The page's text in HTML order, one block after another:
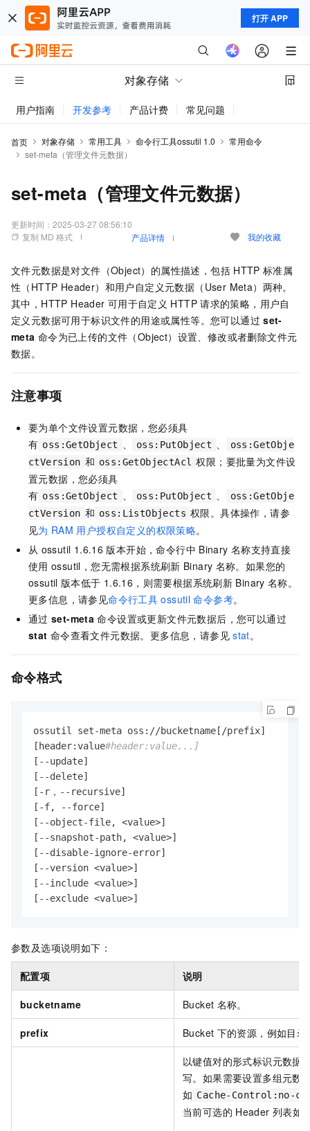
打开 APP
对象存储
用户指南 开发参考 产品计费 常见问题
首页 对象存储 常用工具 命令行工具ossutil 1.0
常用命令
set-meta（管理文件元数据）
set-meta（管理文件元数据）
更新时间： 2025-03-27 08:56:10
复制 MD 格式
产品详情 我的收藏
文件元数据是对文件（Object）的属性描述，包括 HTTP 标准属
性（HTTP Header）和用户自定义元数据（User Meta）两种。
其中，HTTP Header 可用于自定义 HTTP 请求的策略，用户自
定义元数据可用于标识文件的用途或属性等。您可以通过 set-
meta 命令为已上传的文件（Object）设置、修改或者删除文件元
数据。
注意事项
要为单个文件设置元数据，您必须具
有 oss:GetObject 、 oss:PutObject 、
oss:GetObje
ctVersion 和 oss:GetObjectAcl 权限；要批量为文件设
置元数据，您必须具
有 oss:GetObject 、 oss:PutObject 、
oss:GetObje
ctVersion 和 oss:ListObjects 权限。具体操作，请参
见为 RAM 用户授权自定义的权限策略。
从 ossutil 1.6.16 版本开始，命令行中 Binary 名称支持直接
使用 ossutil，您无需根据系统刷新 Binary 名称。如果您的
ossutil 版本低于 1.6.16，则需要根据系统刷新 Binary 名称。
更多信息，请参见命令行工具 ossutil 命令参考。
通过 set-meta 命令设置或更新文件元数据后，您可以通过
stat 命令查看文件元数据。更多信息，请参见 stat。
命令格式
ossutil set-meta oss://bucketname[/prefix]
[header:value#header:value...]
[--update]
[--delete]
[-r，--recursive]
[-f, --force]
[--object-file, <value>]
[--snapshot-path, <value>]
[--disable-ignore-error]
[--version <value>]
[--include <value>]
[--exclude <value>]
参数及选项说明如下：
配置项 说明
bucketname Bucket 名称。
prefix Bucket 下的资源，例如目
以键值对的形式标识元数据
写。如果需要设置多组元数
如 Cache-Control:no-
当前可选的 Header 列表如